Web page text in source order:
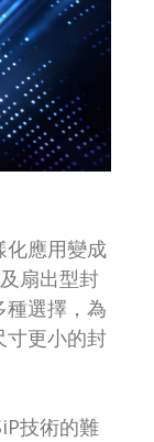
化應用變成
扇出型封
種選擇，為
寸更小的封
技術的難